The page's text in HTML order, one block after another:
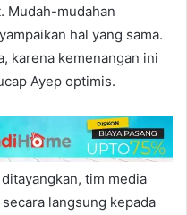
Mudah-mudahan
hal yang sama.
karena kemenangan ini
Ayep optimis.
tim media
langsung kepada